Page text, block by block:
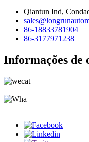
Qiantun Ind,
86-18833781904
86-3177971238
Informações de